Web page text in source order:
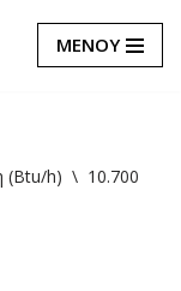
ΜΕΝΟΥ
(Btu/h) \ 10.700